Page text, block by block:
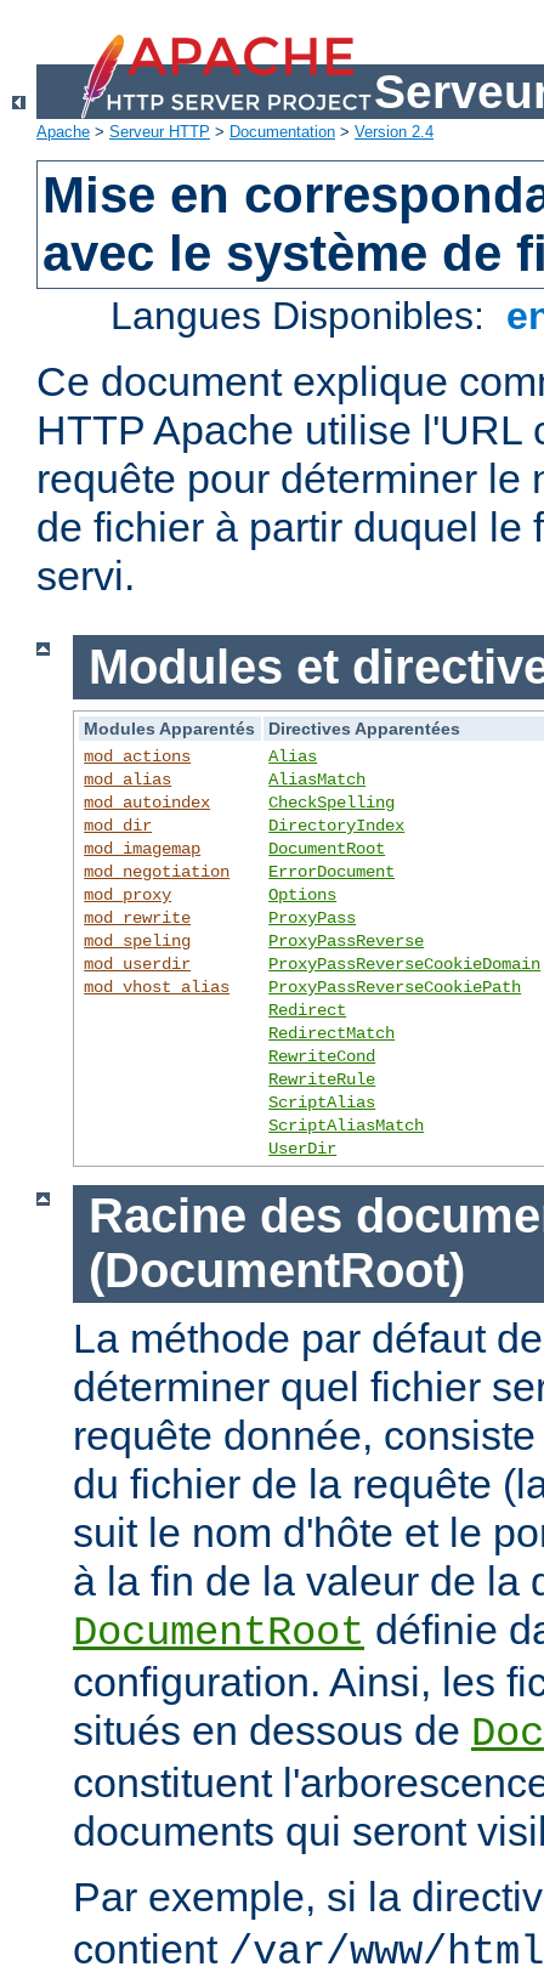
Apache > Serveur HTTP > Documentation > Version 2.4
Mise en
avec le système de
Langues Disponibles:
Ce document explique
HTTP Apache utilise l'URL
requête pour déterminer le
de fichier à partir duquel le
servi.
Modules et
Modules Apparentés
Directives Apparentées
mod_actions
mod_alias
mod_autoindex
mod_dir
mod_imagemap
mod_negotiation
mod_proxy
mod_rewrite
mod_speling
mod_userdir
mod_vhost_alias
Alias
AliasMatch
CheckSpelling
DirectoryIndex
DocumentRoot
ErrorDocument
Options
ProxyPass
ProxyPassReverse
ProxyPassReverseCookieDomain
ProxyPassReverseCookiePath
Redirect
RedirectMatch
RewriteCond
RewriteRule
ScriptAlias
ScriptAliasMatch
UserDir
Racine des
(DocumentRoot)
La méthode par défaut
déterminer quel fichier
requête donnée,
du fichier de la requête
suit le nom d'hôte et le
à la fin de la valeur de la
DocumentRoot définie
configuration. Ainsi, les
situés en dessous de
constituent
documents qui seront
Par exemple, si la
contient /var/www/html